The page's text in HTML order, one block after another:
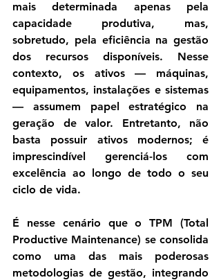
mais determinada apenas pela
capacidade produtiva, mas,
sobretudo, pela eficiência na gestão
dos recursos disponíveis. Nesse
contexto, os ativos — máquinas,
equipamentos, instalações e sistemas
— assumem papel estratégico na
geração de valor. Entretanto, não
basta possuir ativos modernos; é
imprescindível gerenciá-los com
excelência ao longo de todo o seu
ciclo de vida.
É nesse cenário que o TPM (Total
Productive Maintenance) se consolida
como uma das mais poderosas
metodologias de gestão, integrando